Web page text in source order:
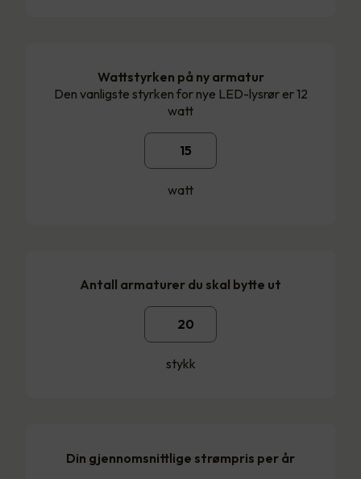
Wattstyrken på ny armatur
Den vanligste styrken for nye LED-lysrør er 12
watt
watt
Antall armaturer du skal bytte ut
stykk
Din gjennomsnittlige strømpris per år